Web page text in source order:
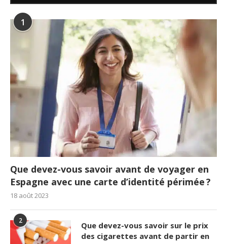
1
Que devez-vous savoir avant de voyager en
Espagne avec une carte d’identité périmée ?
18 août 2023
2
Que devez-vous savoir sur le prix
des cigarettes avant de partir en